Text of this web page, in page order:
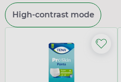
High-contrast mode